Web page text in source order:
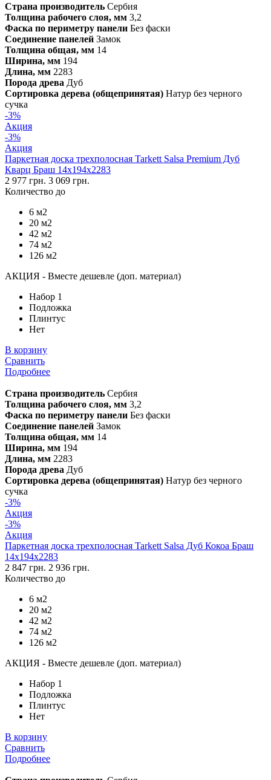
Страна производитель Сербия
Толщина рабочего слоя, мм 3,2
Фаска по периметру панели Без фаски
Соединение панелей Замок
Толщина общая, мм 14
Ширина, мм 194
Длина, мм 2283
Порода древа Дуб
Сортировка дерева (общепринятая) Натур без черного
сучка
-3%
Акция
-3%
Акция
Паркетная доска трехполосная Tarkett Salsa Premium Дуб
Кварц Браш 14х194х2283
2 977 грн. 3 069 грн.
Количество до
6 м2
20 м2
42 м2
74 м2
126 м2
АКЦИЯ - Вместе дешевле (доп. материал)
Набор 1
Подложка
Плинтус
Нет
В корзину
Сравнить
Подробнее
Страна производитель Сербия
Толщина рабочего слоя, мм 3,2
Фаска по периметру панели Без фаски
Соединение панелей Замок
Толщина общая, мм 14
Ширина, мм 194
Длина, мм 2283
Порода древа Дуб
Сортировка дерева (общепринятая) Натур без черного
сучка
-3%
Акция
-3%
Акция
Паркетная доска трехполосная Tarkett Salsa Дуб Кокоа Браш
14х194х2283
2 847 грн. 2 936 грн.
Количество до
6 м2
20 м2
42 м2
74 м2
126 м2
АКЦИЯ - Вместе дешевле (доп. материал)
Набор 1
Подложка
Плинтус
Нет
В корзину
Сравнить
Подробнее